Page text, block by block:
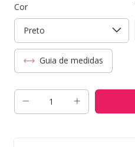
Cor
Guia de medidas